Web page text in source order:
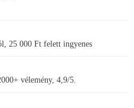
25 000 Ft felett ingyenes
vélemény, 4,9/5.